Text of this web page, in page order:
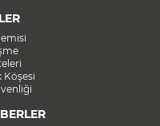
Köşesi